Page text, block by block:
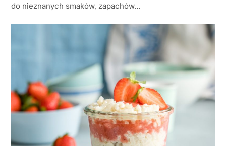
do nieznanych smaków, zapachów…